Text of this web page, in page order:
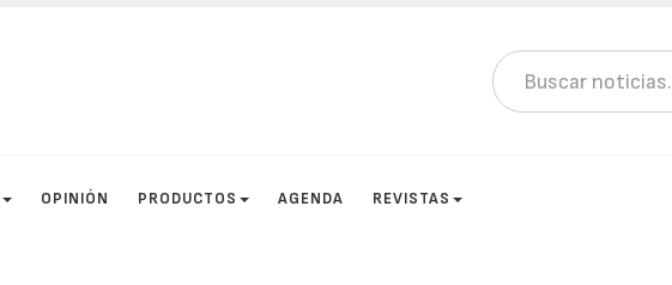
OPINIÓN PRODUCTOS AGENDA REVISTAS